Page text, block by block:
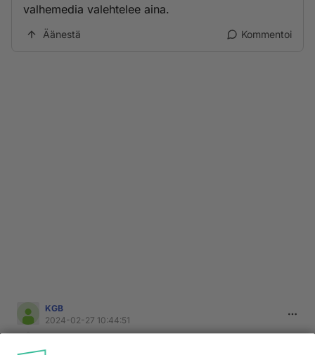
valhemedia valehtelee aina.
Äänestä Kommentoi
KGB
2024-02-27 10:44:51